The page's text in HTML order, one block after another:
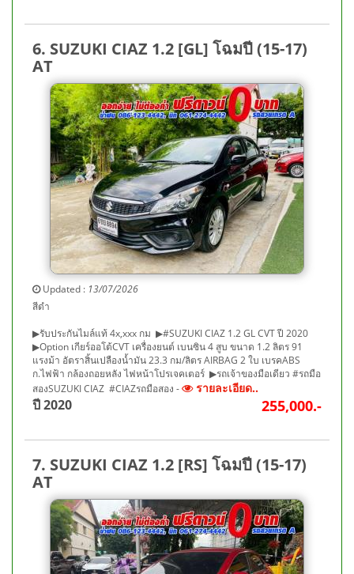
6. SUZUKI CIAZ 1.2 [GL] โฉมปี (15-17)
AT
Updated : 13/07/2026
สีดำ
▶รับประกันไมล์แท้ 4x,xxx กม ▶#SUZUKI CIAZ 1.2 GL CVT ปี 2020
▶Option เกียร์ออโต้CVT เครื่องยนต์ เบนซิน 4 สูบ ขนาด 1.2 ลิตร 91
แรงม้า อัตราสิ้นเปลืองน้ำมัน 23.3 กม/ลิตร AIRBAG 2 ใบ เบรคABS
ก.ไฟฟ้า กล้องถอยหลัง ไฟหน้าโปรเจคเตอร์ ▶รถเจ้าของมือเดียว #รถมือ
สองSUZUKI CIAZ #CIAZรถมือสอง -
รายละเอียด..
ปี 2020 255,000.-
7. SUZUKI CIAZ 1.2 [RS] โฉมปี (15-17)
AT